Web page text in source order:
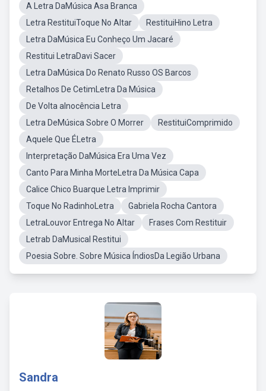
A Letra DaMúsica Asa Branca
Letra RestituiToque No Altar
RestituiHino Letra
Letra DaMúsica Eu Conheço Um Jacaré
Restitui LetraDavi Sacer
Letra DaMúsica Do Renato Russo OS Barcos
Retalhos De CetimLetra Da Música
De Volta aInocência Letra
Letra DeMúsica Sobre O Morrer
RestituiComprimido
Aquele Que ÉLetra
Interpretação DaMúsica Era Uma Vez
Canto Para Minha MorteLetra Da Música Capa
Calice Chico Buarque Letra Imprimir
Toque No RadinhoLetra
Gabriela Rocha Cantora
LetraLouvor Entrega No Altar
Frases Com Restituir
Letrab DaMusical Restitui
Poesia Sobre. Sobre Música ÍndiosDa Legião Urbana
Sandra